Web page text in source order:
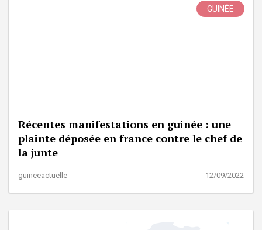
GUINÉE
Récentes manifestations en guinée : une
plainte déposée en france contre le chef de
la junte
guineeactuelle 12/09/2022